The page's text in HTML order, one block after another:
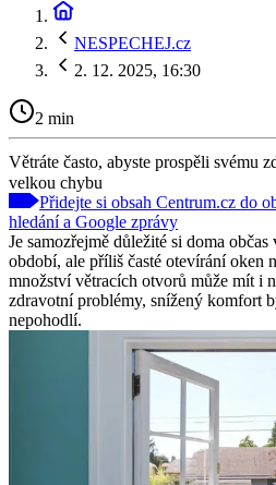
NESPECHEJ.cz
2. 12. 2025, 16:30
2 min
Větráte často, abyste prospěli svému
velkou chybu
Přidejte si obsah Centrum.cz do
hledání a Google zprávy
Je samozřejmě důležité si doma
období, ale příliš časté otevírání oken
množství větracích otvorů může mít i
zdravotní problémy, snížený komfort
nepohodlí.